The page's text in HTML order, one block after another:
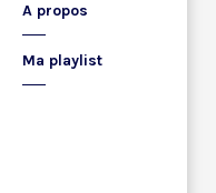
A propos
Ma playlist